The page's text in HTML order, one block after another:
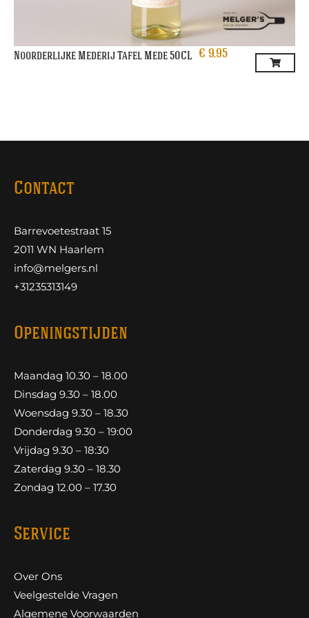
Noorderlijke Mederij Tafel Mede 50CL € 9,95
Contact
Barrevoetestraat 15
2011 WN Haarlem
info@melgers.nl
+31235313149
Openingstijden
Maandag 10.30 – 18.00
Dinsdag 9.30 – 18.00
Woensdag 9.30 – 18.30
Donderdag 9.30 – 19:00
Vrijdag 9.30 – 18:30
Zaterdag 9.30 – 18.30
Zondag 12.00 – 17.30
Service
Over Ons
Veelgestelde Vragen
Algemene Voorwaarden